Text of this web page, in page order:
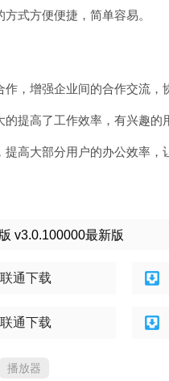
式方便便捷，简单容易。
，增强企业间的合作交流，
提高了工作效率，有兴趣的
高大部分用户的办公效率，
v3.0.100000最新版
联通下载
联通下载
播放器